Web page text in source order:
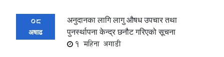
08
अषाढ
अनुदानका लागि लागु औषध उपचार तथा
पुनर्स्थापना केन्द्र छनौट गरिएको सूचना
1 महिना अगाडी